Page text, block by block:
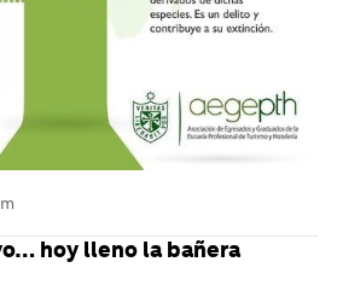
hoy lleno la bañera